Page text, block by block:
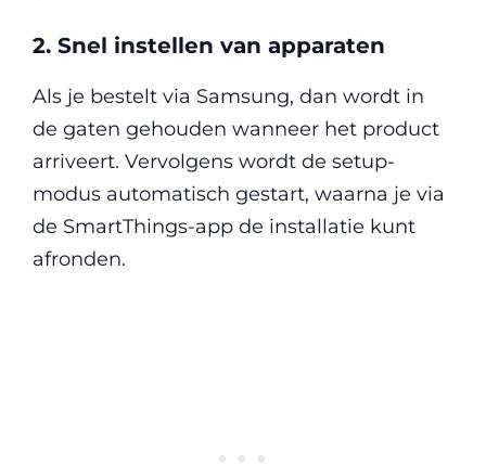
2. Snel instellen van apparaten
Als je bestelt via Samsung, dan wordt in
de gaten gehouden wanneer het product
arriveert. Vervolgens wordt de setup-
modus automatisch gestart, waarna je via
de SmartThings-app de installatie kunt
afronden.